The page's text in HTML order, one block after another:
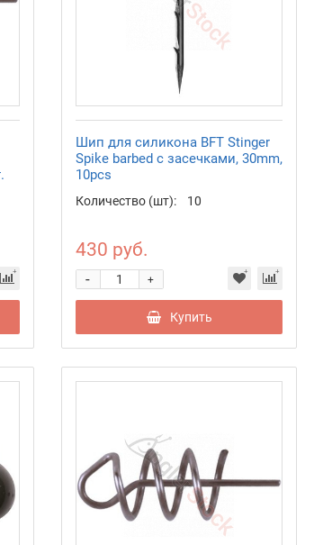
Шип для силикона BFT Stinger
Spike barbed с засечками, 30mm,
10pcs
Количество (шт): 10
430 руб.
+
-
Купить